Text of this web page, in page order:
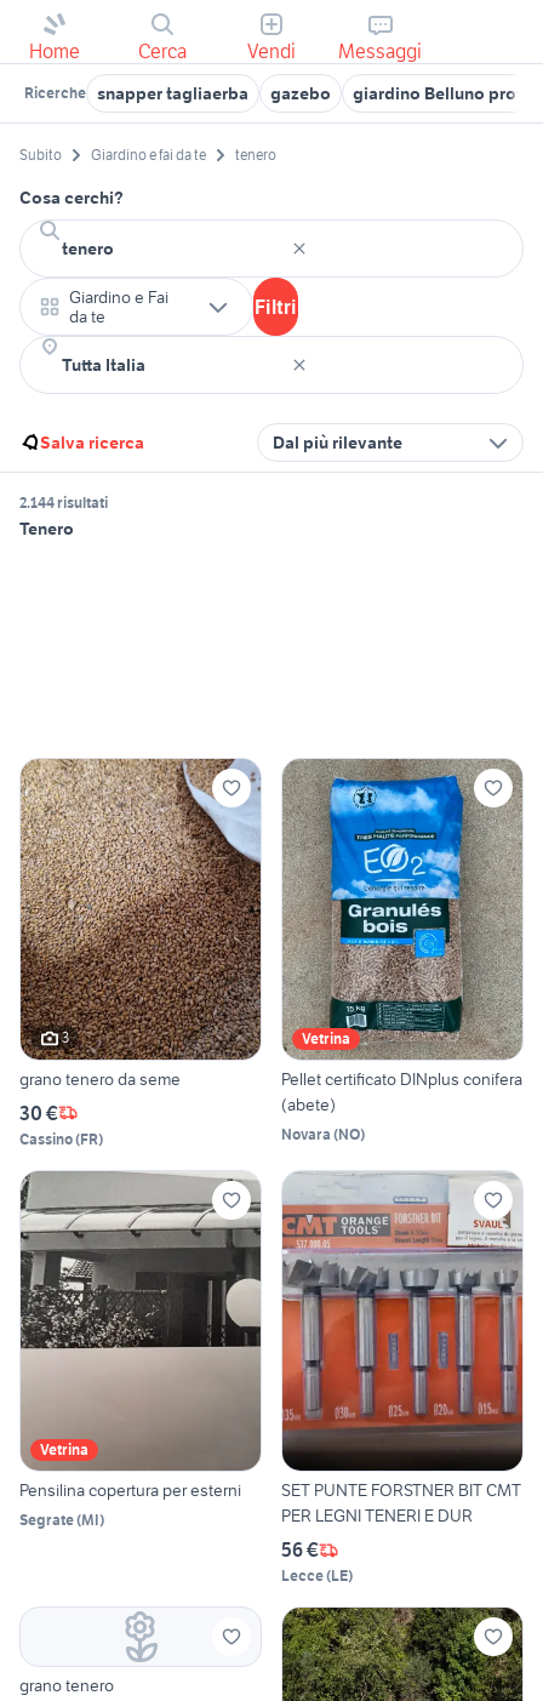
Home Cerca Vendi Messaggi
Ricerche snapper tagliaerba gazebo giardino Belluno
Subito Giardino e fai da te tenero
Cosa cerchi?
Giardino e Fai
da te
Filtri
Salva ricerca Dal più rilevante
2.144 risultati
Tenero
3
grano tenero da seme
30 €
Cassino(FR)
Vetrina
Pellet certificato DINplus conifera
(abete)
Novara (NO)
Vetrina
Pensilina copertura per esterni
Segrate(MI)
SET PUNTE FORSTNER BIT CMT
PER LEGNI TENERI E DUR
56 €
Lecce(LE)
grano tenero